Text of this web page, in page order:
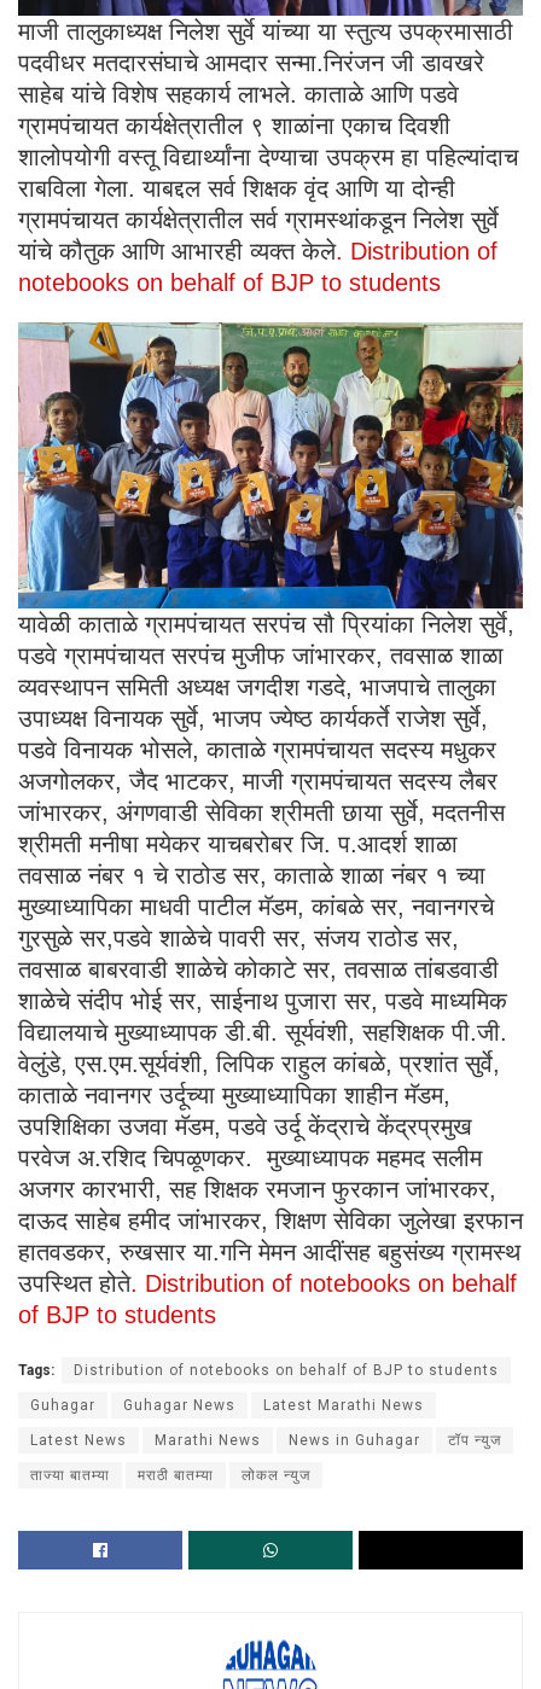
माजी तालुकाध्यक्ष निलेश सुर्वे यांच्या या स्तुत्य उपक्रमासाठी
पदवीधर मतदारसंघाचे आमदार सन्मा.निरंजन जी डावखरे
साहेब यांचे विशेष सहकार्य लाभले. काताळे आणि पडवे
ग्रामपंचायत कार्यक्षेत्रातील ९ शाळांना एकाच दिवशी
शालोपयोगी वस्तू विद्यार्थ्यांना देण्याचा उपक्रम हा पहिल्यांदाच
राबविला गेला. याबद्दल सर्व शिक्षक वृंद आणि या दोन्ही
ग्रामपंचायत कार्यक्षेत्रातील सर्व ग्रामस्थांकडून निलेश सुर्वे
यांचे कौतुक आणि आभारही व्यक्त केले. Distribution of
notebooks on behalf of BJP to students
यावेळी काताळे ग्रामपंचायत सरपंच सौ प्रियांका निलेश सुर्वे,
पडवे ग्रामपंचायत सरपंच मुजीफ जांभारकर, तवसाळ शाळा
व्यवस्थापन समिती अध्यक्ष जगदीश गडदे, भाजपाचे तालुका
उपाध्यक्ष विनायक सुर्वे, भाजप ज्येष्ठ कार्यकर्ते राजेश सुर्वे,
पडवे विनायक भोसले, काताळे ग्रामपंचायत सदस्य मधुकर
अजगोलकर, जैद भाटकर, माजी ग्रामपंचायत सदस्य लैबर
जांभारकर, अंगणवाडी सेविका श्रीमती छाया सुर्वे, मदतनीस
श्रीमती मनीषा मयेकर याचबरोबर जि. प.आदर्श शाळा
तवसाळ नंबर १ चे राठोड सर, काताळे शाळा नंबर १ च्या
मुख्याध्यापिका माधवी पाटील मॅडम, कांबळे सर, नवानगरचे
गुरसुळे सर,पडवे शाळेचे पावरी सर, संजय राठोड सर,
तवसाळ बाबरवाडी शाळेचे कोकाटे सर, तवसाळ तांबडवाडी
शाळेचे संदीप भोई सर, साईनाथ पुजारा सर, पडवे माध्यमिक
विद्यालयाचे मुख्याध्यापक डी.बी. सूर्यवंशी, सहशिक्षक पी.जी.
वेलुंडे, एस.एम.सूर्यवंशी, लिपिक राहुल कांबळे, प्रशांत सुर्वे,
काताळे नवानगर उर्दूच्या मुख्याध्यापिका शाहीन मॅडम,
उपशिक्षिका उजवा मॅडम, पडवे उर्दू केंद्राचे केंद्रप्रमुख
परवेज अ.रशिद चिपळूणकर. मुख्याध्यापक महमद सलीम
अजगर कारभारी, सह शिक्षक रमजान फुरकान जांभारकर,
दाऊद साहेब हमीद जांभारकर, शिक्षण सेविका जुलेखा इरफान
हातवडकर, रुखसार या.गनि मेमन आदींसह बहुसंख्य ग्रामस्थ
उपस्थित होते. Distribution of notebooks on behalf
of BJP to students
Tags: Distribution of notebooks on behalf of BJP to students
Guhagar Guhagar News Latest Marathi News
Latest News Marathi News News in Guhagar टॉप न्युज
ताज्या बातम्या मराठी बातम्या लोकल न्युज